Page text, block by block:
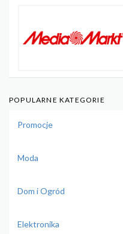
POPULARNE KATEGORIE
Promocje
Moda
Dom i Ogród
Elektronika